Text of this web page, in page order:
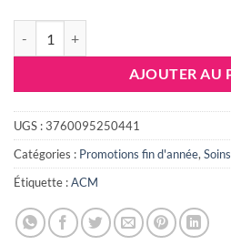
AJOUTER AU
UGS :3760095250441
Catégories : Promotions fin d'année,
Étiquette :ACM